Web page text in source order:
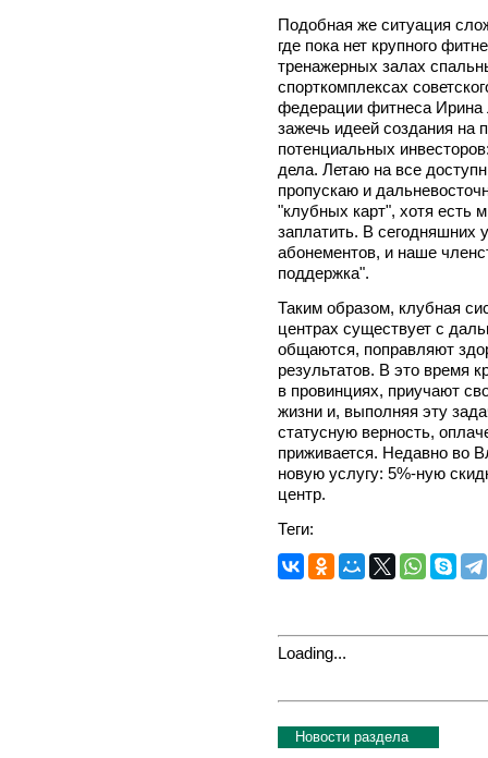
Подобная же ситуация
где пока нет крупного
тренажерных залах
спорткомплексах
федерации фитнеса
зажечь идеей создания на
потенциальных
дела. Летаю на все
пропускаю и
"клубных карт", хотя есть
заплатить. В сегодняшних
абонементов, и наше
поддержка".
Таким образом, клубная
центрах существует с
общаются, поправляют
результатов. В это время
в провинциях, приучают
жизни и, выполняя эту
статусную верность,
приживается. Недавно во
новую услугу: 5%-ную
центр.
Теги:
Loading...
Новости раздела